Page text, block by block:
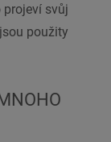
svůj
použity